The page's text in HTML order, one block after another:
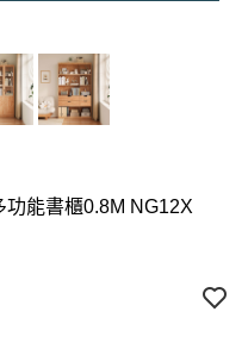
能書櫃0.8M NG12X